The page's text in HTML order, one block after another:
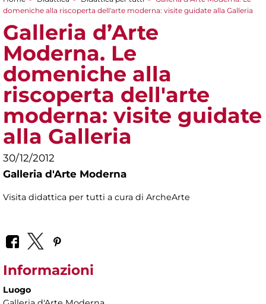
Tu sei qui
domeniche alla riscoperta dell'arte moderna: visite guidate alla Galleria
Galleria d’Arte
Moderna. Le
domeniche alla
riscoperta dell'arte
moderna: visite guidate
alla Galleria
30/12/2012
Galleria d'Arte Moderna
Visita didattica per tutti a cura di ArcheArte
Informazioni
Luogo